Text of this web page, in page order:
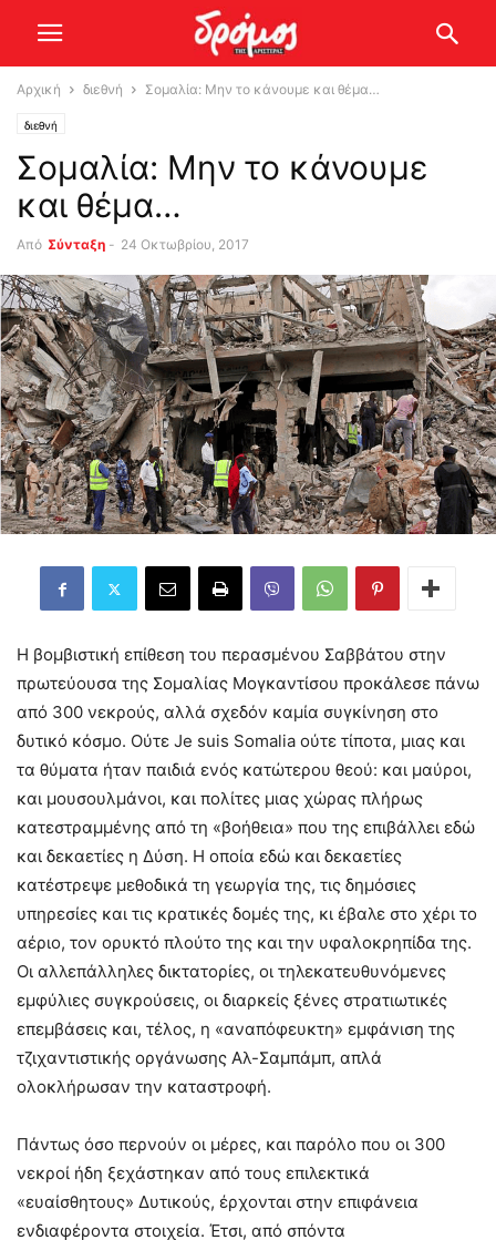
Αρχική διεθνή Σομαλία: Μην το κάνουμε και θέμα…
διεθνή
Σομαλία: Μην το κάνουμε
και θέμα…
Από Σύνταξη - 24 Οκτωβρίου, 2017
Η βομβιστική επίθεση του περασμένου Σαββάτου στην
πρωτεύουσα της Σομαλίας Μογκαντίσου προκάλεσε πάνω
από 300 νεκρούς, αλλά σχεδόν καμία συγκίνηση στο
δυτικό κόσμο. Ούτε Je suis Somalia ούτε τίποτα, μιας και
τα θύματα ήταν παιδιά ενός κατώτερου θεού: και μαύροι,
και μουσουλμάνοι, και πολίτες μιας χώρας πλήρως
κατεστραμμένης από τη «βοήθεια» που της επιβάλλει εδώ
και δεκαετίες η Δύση. Η οποία εδώ και δεκαετίες
κατέστρεψε μεθοδικά τη γεωργία της, τις δημόσιες
υπηρεσίες και τις κρατικές δομές της, κι έβαλε στο χέρι το
αέριο, τον ορυκτό πλούτο της και την υφαλοκρηπίδα της.
Οι αλλεπάλληλες δικτατορίες, οι τηλεκατευθυνόμενες
εμφύλιες συγκρούσεις, οι διαρκείς ξένες στρατιωτικές
επεμβάσεις και, τέλος, η «αναπόφευκτη» εμφάνιση της
τζιχαντιστικής οργάνωσης Αλ-Σαμπάμπ, απλά
ολοκλήρωσαν την καταστροφή.
Πάντως όσο περνούν οι μέρες, και παρόλο που οι 300
νεκροί ήδη ξεχάστηκαν από τους επιλεκτικά
«ευαίσθητους» Δυτικούς, έρχονται στην επιφάνεια
ενδιαφέροντα στοιχεία. Έτσι, από σπόντα